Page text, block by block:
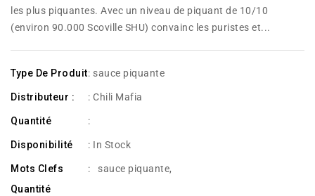
les plus piquantes. Avec un niveau de piquant de 10/10
(environ 90.000 Scoville SHU) convainc les puristes et...
Type De Produit: sauce piquante
Distributeur : : Chili Mafia
Quantité :
Disponibilité : In Stock
Mots Clefs : sauce piquante,
Quantité